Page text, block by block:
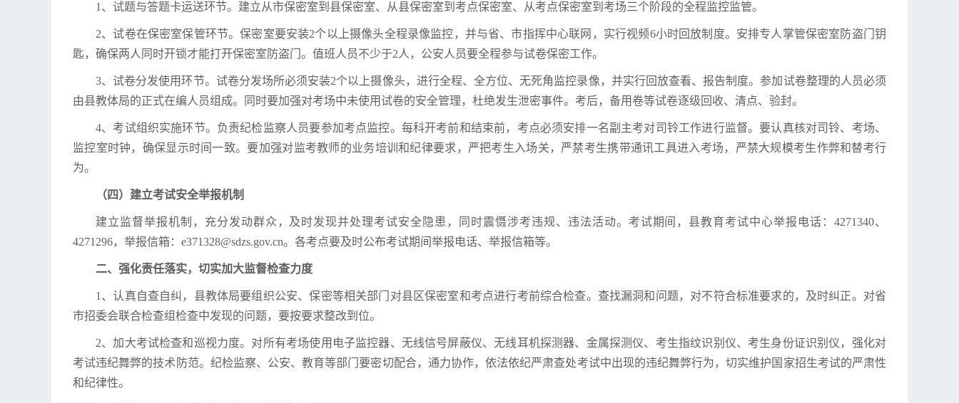
1、试题与答题卡运送环节。建立从市保密室到县保密室、从县保密室到考点保密室、从考点保密室到考场三个阶段的全程监控监管。
2、试卷在保密室保管环节。保密室要安装2个以上摄像头全程录像监控，并与省、市指挥中心联网，实行视频6小时回放制度。安排专人掌管保密室防盗门钥
匙，确保两人同时开锁才能打开保密室防盗门。值班人员不少于2人，公安人员要全程参与试卷保密工作。
3、试卷分发使用环节。试卷分发场所必须安装2个以上摄像头，进行全程、全方位、无死角监控录像，并实行回放查看、报告制度。参加试卷整理的人员必须
由县教体局的正式在编人员组成。同时要加强对考场中未使用试卷的安全管理，杜绝发生泄密事件。考后，备用卷等试卷逐级回收、清点、验封。
4、考试组织实施环节。负责纪检监察人员要参加考点监控。每科开考前和结束前，考点必须安排一名副主考对司铃工作进行监督。要认真核对司铃、考场、
监控室时钟，确保显示时间一致。要加强对监考教师的业务培训和纪律要求，严把考生入场关，严禁考生携带通讯工具进入考场，严禁大规模考生作弊和替考行
为。
（四）建立考试安全举报机制
建立监督举报机制，充分发动群众，及时发现并处理考试安全隐患，同时震慑涉考违规、违法活动。考试期间，县教育考试中心举报电话：4271340、
4271296，举报信箱：e371328@sdzs.gov.cn。各考点要及时公布考试期间举报电话、举报信箱等。
二、强化责任落实，切实加大监督检查力度
1、认真自查自纠，县教体局要组织公安、保密等相关部门对县区保密室和考点进行考前综合检查。查找漏洞和问题，对不符合标准要求的，及时纠正。对省
市招委会联合检查组检查中发现的问题，要按要求整改到位。
2、加大考试检查和巡视力度。对所有考场使用电子监控器、无线信号屏蔽仪、无线耳机探测器、金属探测仪、考生指纹识别仪、考生身份证识别仪，强化对
考试违纪舞弊的技术防范。纪检监察、公安、教育等部门要密切配合，通力协作，依法依纪严肃查处考试中出现的违纪舞弊行为，切实维护国家招生考试的严肃性
和纪律性。